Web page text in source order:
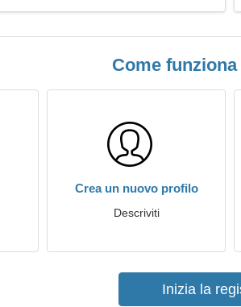
Come
Crea un nuovo profilo
Descriviti
Inizia la